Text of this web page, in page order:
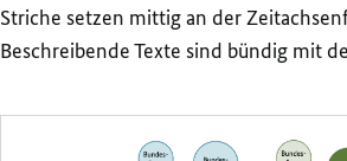
Striche setzen mittig an der
Beschreibende Texte sind bündig mit